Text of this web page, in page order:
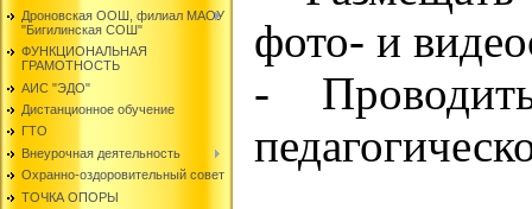
Дроновская ООШ, филиал МАОУ
"Бигилинская СОШ"
ФУНКЦИОНАЛЬНАЯ
ГРАМОТНОСТЬ
АИС "ЭДО"
Дистанционное обучение
ГТО
Внеурочная деятельность
Охранно-оздоровительный совет
ТОЧКА ОПОРЫ
фото- и
-